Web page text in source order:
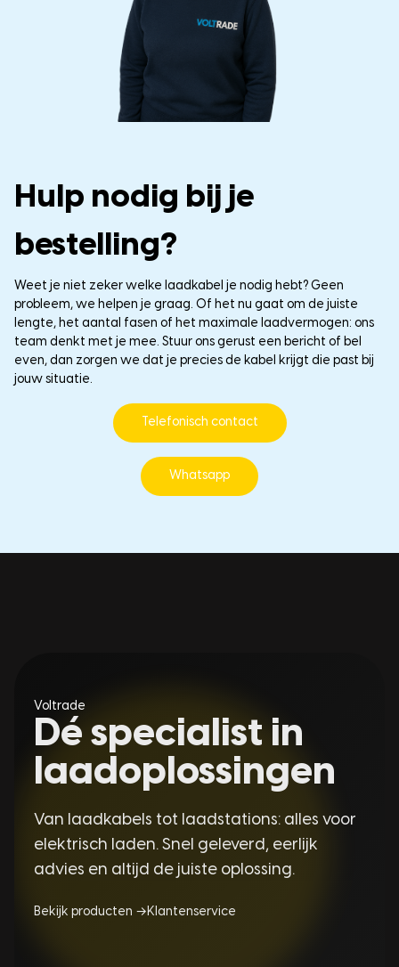
Hulp nodig bij je
bestelling?
Weet je niet zeker welke laadkabel je nodig hebt? Geen
probleem, we helpen je graag. Of het nu gaat om de juiste
lengte, het aantal fasen of het maximale laadvermogen: ons
team denkt met je mee. Stuur ons gerust een bericht of bel
even, dan zorgen we dat je precies de kabel krijgt die past bij
jouw situatie.
Telefonisch contact
Whatsapp
Voltrade
Dé specialist in
laadoplossingen
Van laadkabels tot laadstations: alles voor
elektrisch laden. Snel geleverd, eerlijk
advies en altijd de juiste oplossing.
Bekijk producten → Klantenservice